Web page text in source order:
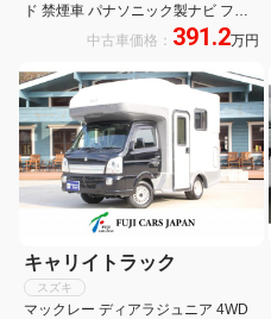
ド 禁煙車 パナソニック製ナビ フル
セグTV Bluetooth リアカメラ 走行充
ンバーター 外部AC電源コード
中古車価格： 391.2万円
キャリイトラック
スズキ
マックレー ディアラジュニア 4WD